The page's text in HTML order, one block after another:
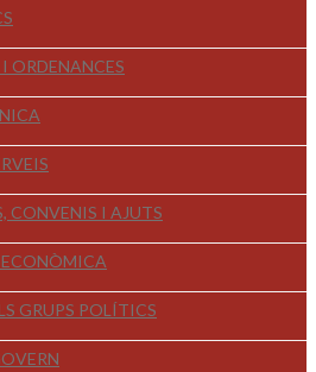
ORDENANCES
CONVENIS I AJUTS
GRUPS POLÍTICS